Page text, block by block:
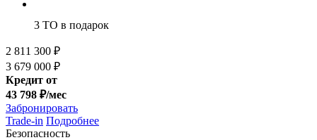
3 ТО в подарок
2 811 300 ₽
3 679 000 ₽
Кредит от
43 798 ₽/мес
Забронировать
Trade-in Подробнее
Безопасность